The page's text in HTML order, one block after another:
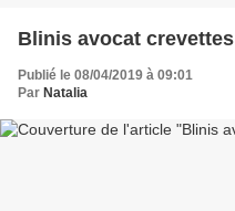
Blinis avocat crevettes
Publié le 08/04/2019 à 09:01
Par Natalia